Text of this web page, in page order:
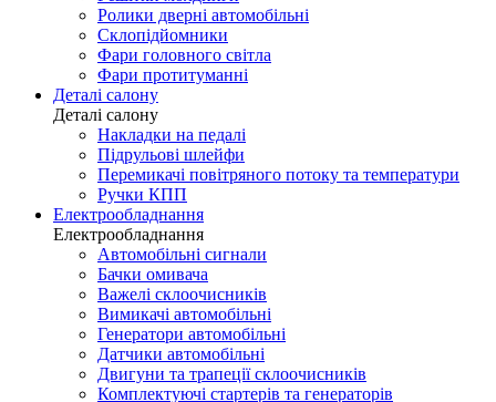
Ролики дверні автомобільні
Склопідйомники
Фари головного світла
Фари протитуманні
Деталі салону
Деталі салону
Накладки на педалі
Підрульові шлейфи
Перемикачі повітряного потоку та температури
Ручки КПП
Електрообладнання
Електрообладнання
Автомобільні сигнали
Бачки омивача
Важелі склоочисників
Вимикачі автомобільні
Генератори автомобільні
Датчики автомобільні
Двигуни та трапеції склоочисників
Комплектуючі стартерів та генераторів